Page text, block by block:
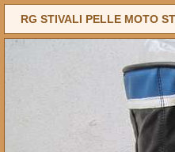
RG STIVALI PELLE MOTO